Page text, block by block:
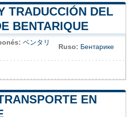
TRADUCCIÓN DEL
BENTARIQUE
ベンタリ
Ruso: Бентарике
EN